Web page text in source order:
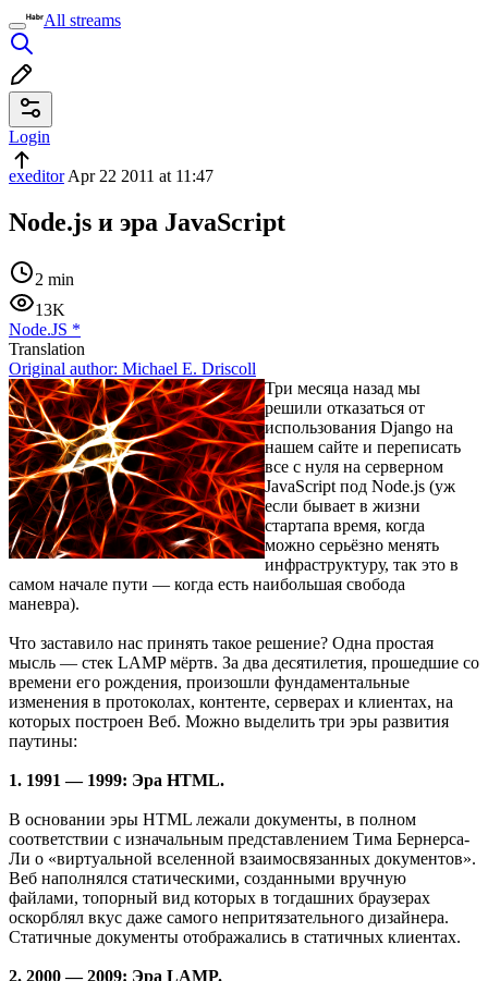
All streams
Login
exeditorApr 22 2011 at 11:47
Node.js и эра JavaScript
2 min
13K
Node.JS *
Translation
Original author: Michael E. Driscoll
Три месяца назад мы
решили отказаться от
использования Django на
нашем сайте и переписать
все с нуля на серверном
JavaScript под Node.js (уж
если бывает в жизни
стартапа время, когда
можно серьёзно менять
инфраструктуру, так это в
самом начале пути — когда есть наибольшая свобода
маневра).
Что заставило нас принять такое решение? Одна простая
мысль — стек LAMP мёртв. За два десятилетия, прошедшие со
времени его рождения, произошли фундаментальные
изменения в протоколах, контенте, серверах и клиентах, на
которых построен Веб. Можно выделить три эры развития
паутины:
1. 1991 — 1999: Эра HTML.
В основании эры HTML лежали документы, в полном
соответствии с изначальным представлением Тима Бернерса-
Ли о «виртуальной вселенной взаимосвязанных документов».
Веб наполнялся статическими, созданными вручную
файлами, топорный вид которых в тогдашних браузерах
оскорблял вкус даже самого непритязательного дизайнера.
Статичные документы отображались в статичных клиентах.
2. 2000 — 2009: Эра LAMP.